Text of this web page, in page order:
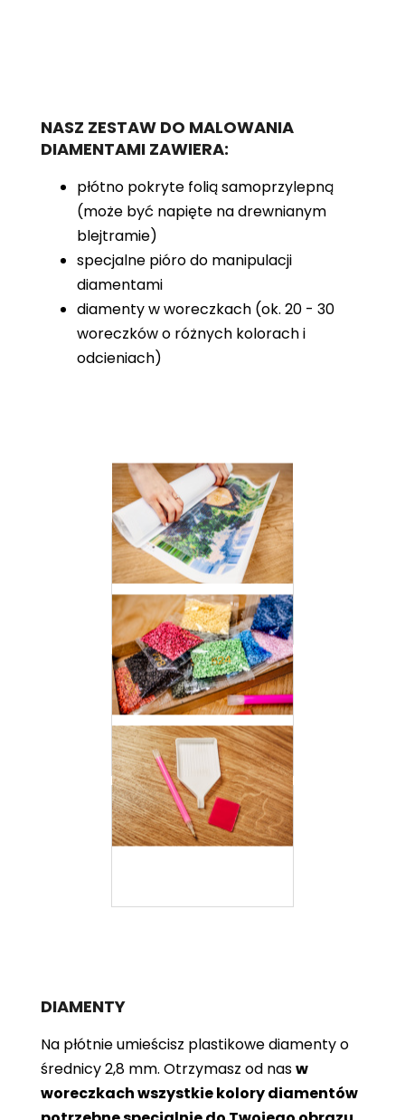
NASZ ZESTAW DO MALOWANIA
DIAMENTAMI ZAWIERA:
płótno pokryte folią samoprzylepną
(może być napięte na drewnianym
blejtramie)
specjalne pióro do manipulacji
diamentami
diamenty w woreczkach (ok. 20 - 30
woreczków o różnych kolorach i
odcieniach)
DIAMENTY
Na płótnie umieścisz plastikowe diamenty o
średnicy 2,8 mm. Otrzymasz od nasw
woreczkach wszystkie kolory diamentów